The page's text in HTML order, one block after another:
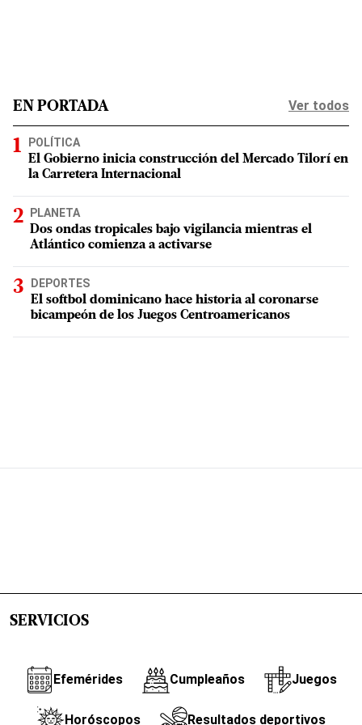
EN PORTADA Ver todos
POLÍTICA
El Gobierno inicia construcción del Mercado Tilorí en
la Carretera Internacional
PLANETA
Dos ondas tropicales bajo vigilancia mientras el
Atlántico comienza a activarse
DEPORTES
El softbol dominicano hace historia al coronarse
bicampeón de los Juegos Centroamericanos
SERVICIOS
Efemérides Cumpleaños Juegos
Horóscopos Resultados deportivos